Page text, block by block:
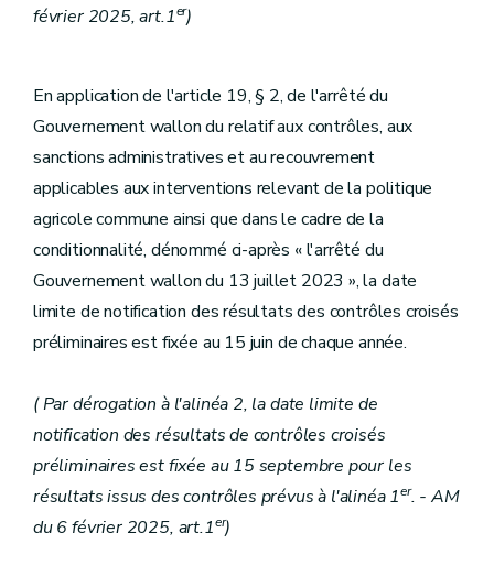
février 2025, art.1er)
En application de l'article 19, § 2, de l'arrêté du
Gouvernement wallon du relatif aux contrôles, aux
sanctions administratives et au recouvrement
applicables aux interventions relevant de la politique
agricole commune ainsi que dans le cadre de la
conditionnalité, dénommé ci-après « l'arrêté du
Gouvernement wallon du 13 juillet 2023 », la date
limite de notification des résultats des contrôles croisés
préliminaires est fixée au 15 juin de chaque année.
( Par dérogation à l'alinéa 2, la date limite de
notification des résultats de contrôles croisés
préliminaires est fixée au 15 septembre pour les
résultats issus des contrôles prévus à l'alinéa 1er. - AM
du 6 février 2025, art.1er)